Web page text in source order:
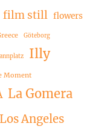
film still flowers
Göteborg
Illy
Moment
La Gomera
Los Angeles